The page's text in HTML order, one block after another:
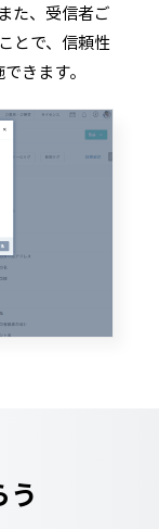
た、受信者ご
とで、信頼性
きます。